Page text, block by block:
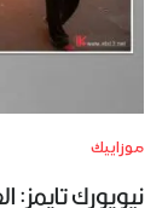
موزاييك
نيويورك